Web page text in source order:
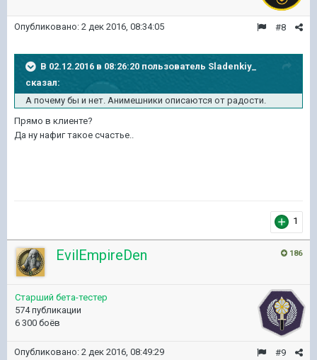
#8
Опубликовано: 2 дек 2016, 08:34:05
В 02.12.2016 в 08:26:20 пользователь Sladenkiy_
сказал:
А почему бы и нет. Анимешники описаются от радости.
Прямо в клиенте?
Да ну нафиг такое счастье..
1
186
EvilEmpireDen
Старший бета-тестер
574 публикации
6 300 боёв
#9
Опубликовано: 2 дек 2016, 08:49:29